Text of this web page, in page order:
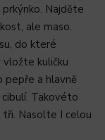
Najděte
ale maso.
do které
kuličku
pepře a hlavně
Takovéto
Nasolte I celou